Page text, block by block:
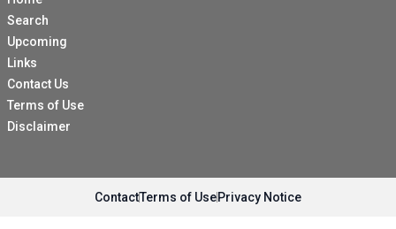
Search
Upcoming
Links
Contact Us
Terms of Use
Disclaimer
ContactTerms of UsePrivacy Notice